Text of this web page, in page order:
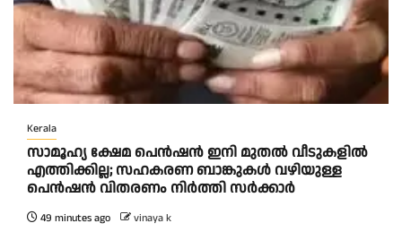
Kerala
സാമൂഹ്യ ക്ഷേമ പെൻഷൻ ഇനി മുതൽ വീടുകളിൽ
എത്തിക്കില്ല; സഹകരണ ബാങ്കുകൾ വഴിയുള്ള
പെൻഷൻ വിതരണം നിർത്തി സർക്കാർ
49 minutes ago vinaya k